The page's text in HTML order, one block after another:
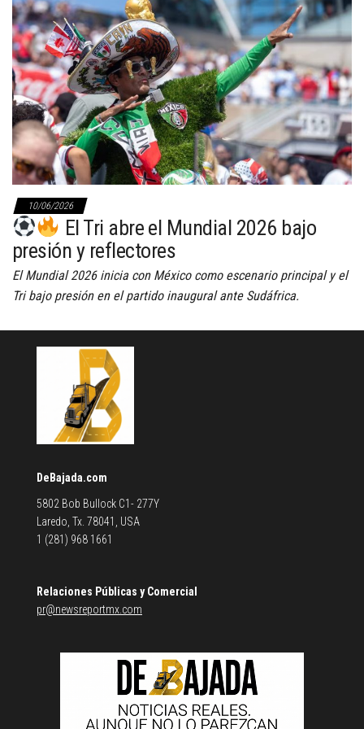
10/06/2026
El Tri abre el Mundial 2026 bajo
presión y reflectores
El Mundial 2026 inicia con México como escenario principal y el
Tri bajo presión en el partido inaugural ante Sudáfrica.
DeBajada.com
5802 Bob Bullock C1- 277Y
Laredo, Tx. 78041, USA
1 (281) 968 1661
Relaciones Públicas y Comercial
pr@newsreportmx.com